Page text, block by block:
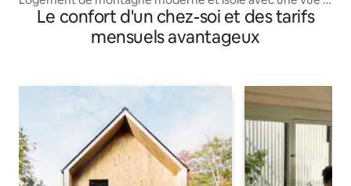
couper le souffle
Le confort d'un chez-soi et des tarifs
mensuels avantageux